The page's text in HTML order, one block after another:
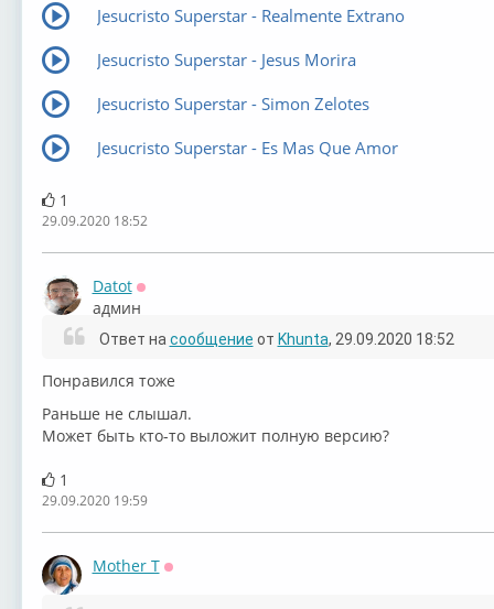
Jesucristo Superstar - Realmente Extrano
Jesucristo Superstar - Jesus Morira
Jesucristo Superstar - Simon Zelotes
Jesucristo Superstar - Es Mas Que Amor
1
29.09.2020 18:52
Datot
Оффлайн
админ
Ответ на сообщение от Khunta, 29.09.2020 18:52
Понравился тоже
Раньше не слышал.
Может быть кто-то выложит полную версию?
1
29.09.2020 19:59
Mother T